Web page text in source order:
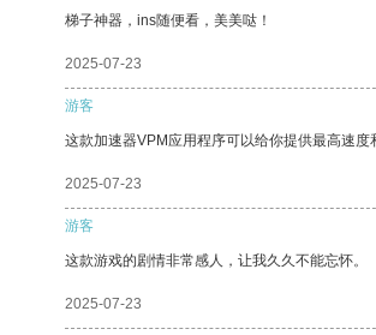
梯子神器，ins随便看，美美哒！
2025-07-23
游客
这款加速器VPM应用程序可以给你提供最高速度
2025-07-23
游客
这款游戏的剧情非常感人，让我久久不能忘怀。
2025-07-23